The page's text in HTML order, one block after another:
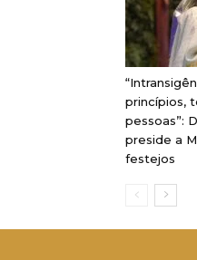
princípios,
pessoas”:
preside a
festejos